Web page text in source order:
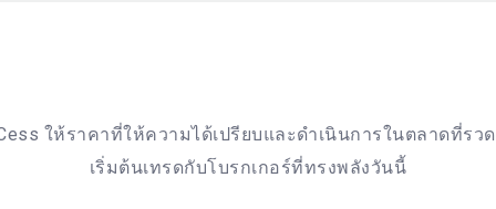
ให้ราคาที่ให้ความได้เปรียบและดำเนินการในตลาดที่รวด
เริ่มต้นเทรดกับโบรกเกอร์ที่ทรงพลังวันนี้